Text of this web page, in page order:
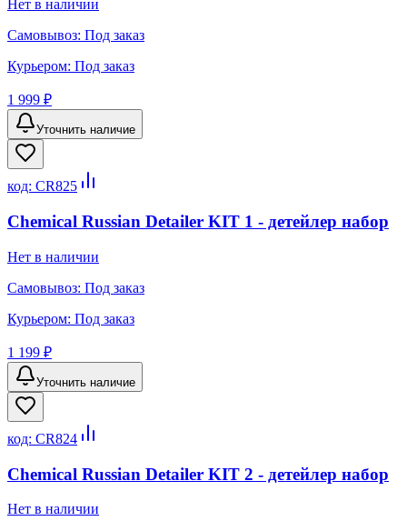
Нет в наличии
Самовывоз: Под заказ
Курьером: Под заказ
1 999 ₽
Уточнить наличие
код: CR825
Chemical Russian Detailer KIT 1 - детейлер набор
Нет в наличии
Самовывоз: Под заказ
Курьером: Под заказ
1 199 ₽
Уточнить наличие
код: CR824
Chemical Russian Detailer KIT 2 - детейлер набор
Нет в наличии